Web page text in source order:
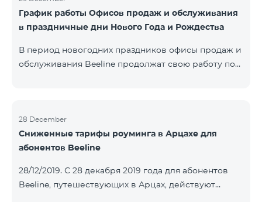
График работы Офисов продаж и обслуживания
в праздничные дни Нового Года и Рождества
В период новогодних праздников офисы продаж и
обслуживания Beeline продолжат свою работу по
2020 года.
28 December
Сниженные тарифы роуминга в Арцахе для
абонентов Beeline
28/12/2019. С 28 декабря 2019 года для абонентов
Beeline, путешествующих в Арцах, действуют